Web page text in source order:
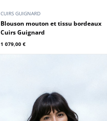
CUIRS GUIGNARD
Blouson mouton et tissu bordeaux
Cuirs Guignard
1 079,00 €